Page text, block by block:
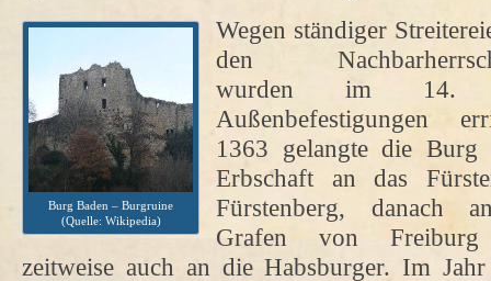
Burg Baden – Burgruine
(Quelle: Wikipedia)
Wegen ständiger
den
wurden im 14.
Außenbefestigungen
1363 gelangte die Burg
Erbschaft an das
Fürstenberg, danach
Grafen von
zeitweise auch an die Habsburger. Im